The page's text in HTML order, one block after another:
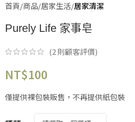
首頁 商品 居家生活 居家清潔
Purely Life 家事皂
(2 則顧客評價)
NT$100
僅提供裸包裝販售，不再提供紙包裝